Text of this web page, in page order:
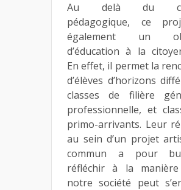
Au delà du
pédagogique, ce
également un
d’éducation à la
En effet, il permet la
d’élèves d’horizons
classes de filière
professionnelle, et
primo-arrivants. Leur
au sein d’un projet
commun a pour
réfléchir à la
notre société peut